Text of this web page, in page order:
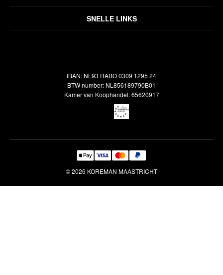
SNELLE LINKS
Veelgestelde vragen
Verzendbeleid
IBAN: NL93 RABO 0309 1295 24
BTW number: NL856189790B01
Kamer van Koophandel: 65620917
© 2026 KOREMAN MAASTRICHT